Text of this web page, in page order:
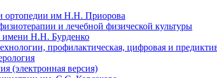
ортопедии им Н.Н. Приорова
и лечебной физической культуры
имени Н.Н. Бурденко
профилактическая, цифровая и
(электронная версия)